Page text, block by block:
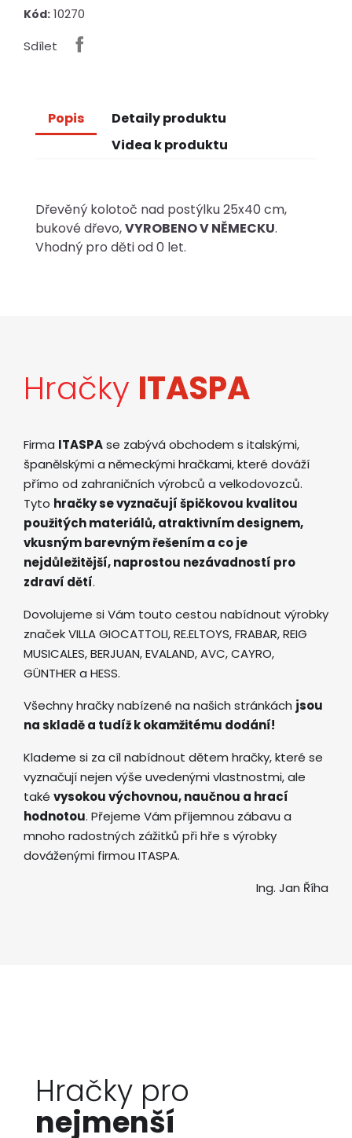
Kód: 10270
Sdílet
Popis
Detaily produktu
Videa k produktu
Dřevěný kolotoč nad postýlku 25x40 cm,
bukové dřevo,VYROBENO V NĚMECKU.
Vhodný pro děti od 0 let.
Hračky ITASPA
Firma ITASPAse zabývá obchodem s italskými,
španělskými a německými hračkami, které dováží
přímo od zahraničních výrobců a velkodovozců.
Tyto hračky se vyznačují špičkovou kvalitou
použitých materiálů, atraktivním designem,
vkusným barevným řešením a co je
nejdůležitější, naprostou nezávadností pro
zdraví dětí.
Dovolujeme si Vám touto cestou nabídnout výrobky
značek VILLA GIOCATTOLI, RE.ELTOYS, FRABAR, REIG
MUSICALES, BERJUAN, EVALAND, AVC, CAYRO,
GÜNTHER a HESS.
Všechny hračky nabízené na našich stránkách jsou
na skladě a tudíž k okamžitému dodání!
Klademe si za cíl nabídnout dětem hračky, které se
vyznačují nejen výše uvedenými vlastnostmi, ale
také vysokou výchovnou, naučnou a hrací
hodnotou. Přejeme Vám příjemnou zábavu a
mnoho radostných zážitků při hře s výrobky
dováženými firmou ITASPA.
Ing. Jan Říha
Hračky pro
nejmenší